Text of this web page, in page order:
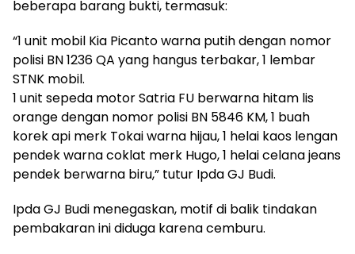
beberapa barang bukti, termasuk:
“1 unit mobil Kia Picanto warna putih dengan nomor
polisi BN 1236 QA yang hangus terbakar, 1 lembar
STNK mobil.
1 unit sepeda motor Satria FU berwarna hitam lis
orange dengan nomor polisi BN 5846 KM, 1 buah
korek api merk Tokai warna hijau, 1 helai kaos lengan
pendek warna coklat merk Hugo, 1 helai celana jeans
pendek berwarna biru,” tutur Ipda GJ Budi.
Ipda GJ Budi menegaskan, motif di balik tindakan
pembakaran ini diduga karena cemburu.